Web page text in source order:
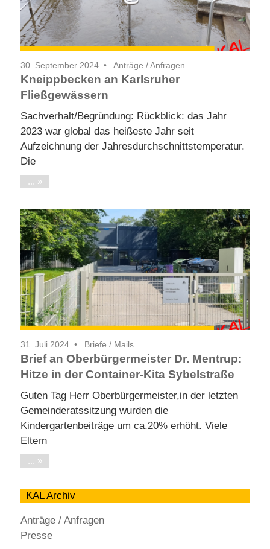
30. September 2024 Anträge / Anfragen
Kneippbecken an Karlsruher
Fließgewässern
Sachverhalt/Begründung: Rückblick: das Jahr
2023 war global das heißeste Jahr seit
Aufzeichnung der Jahresdurchschnittstemperatur.
Die
...
31. Juli 2024 Briefe / Mails
Brief an Oberbürgermeister Dr. Mentrup:
Hitze in der Container-Kita Sybelstraße
Guten Tag Herr Oberbürgermeister,in der letzten
Gemeinderatssitzung wurden die
Kindergartenbeiträge um ca.20% erhöht. Viele
Eltern
...
KAL Archiv
Anträge / Anfragen
Presse